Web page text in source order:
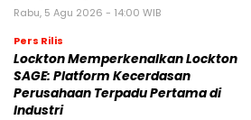
Rabu, 5 Agu 2026 - 14:00 WIB
Pers Rilis
Lockton Memperkenalkan Lockton
SAGE: Platform Kecerdasan
Perusahaan Terpadu Pertama di
Industri